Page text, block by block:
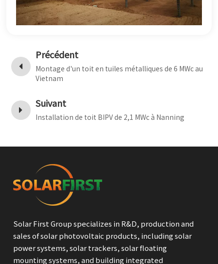
Précédent
Montage d'un toit en tuiles métalliques de 6 MWc au
Vietnam
Suivant
Installation de toit BIPV de 2,1 MWc à Nanning
Solar First Group specializes in R&D, production and
sales of solar photovoltaic products, including solar
power systems, solar trackers, solar floating
mounting systems, and building integrated